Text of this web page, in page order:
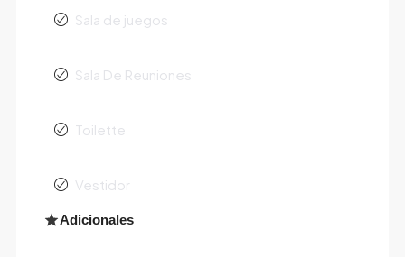
Sala de juegos
Sala De Reuniones
Toilette
Vestidor
Adicionales